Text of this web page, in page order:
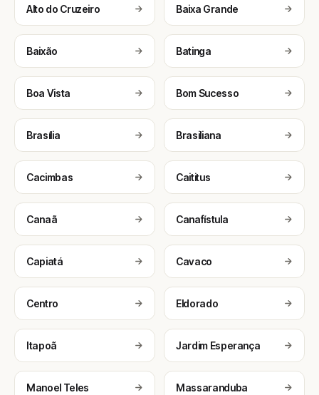
Alto do Cruzeiro Baixa Grande
Baixão Batinga
Boa Vista Bom Sucesso
Brasília Brasiliana
Cacimbas Caititus
Canaã Canafístula
Capiatá Cavaco
Centro Eldorado
Itapoã Jardim Esperança
Manoel Teles Massaranduba